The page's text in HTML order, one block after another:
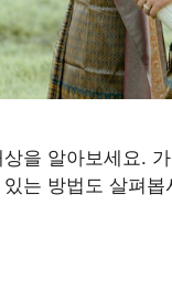
을 알아보세요.
는 방법도 살펴